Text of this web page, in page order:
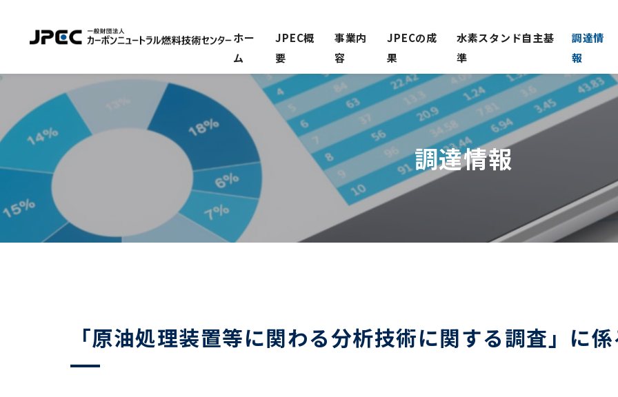
ホー
ム
JPEC概
要
事業内
容
JPECの成
果
水素スタンド自主基
準
調達情
報
調達情報
「原油処理装置等に関わる分析技術に関する調査」に